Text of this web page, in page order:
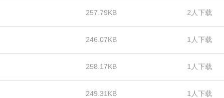
257.79KB 2人下载
246.07KB 1人下载
258.17KB 1人下载
249.31KB 1人下载